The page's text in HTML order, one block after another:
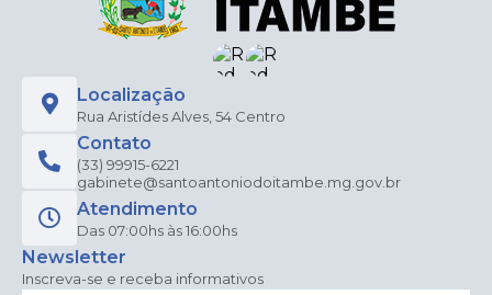
Localização
Rua Aristídes Alves, 54 Centro
Contato
(33) 99915-6221
gabinete@santoantoniodoitambe.mg.gov.br
Atendimento
Das 07:00hs às 16:00hs
Newsletter
Inscreva-se e receba informativos